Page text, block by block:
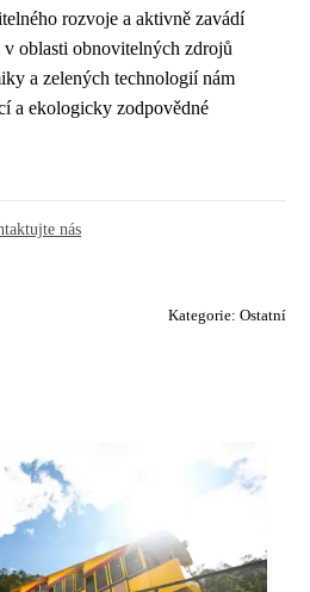
rozvoje a aktivně zavádí
oblasti obnovitelných zdrojů
a zelených technologií nám
a ekologicky zodpovědné
nás
Kategorie: Ostatní